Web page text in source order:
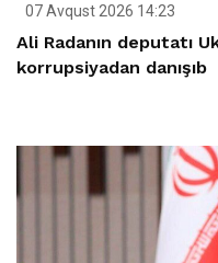
07 Avqust 2026 14:23
Ali Radanın deputatı
korrupsiyadan danışıb